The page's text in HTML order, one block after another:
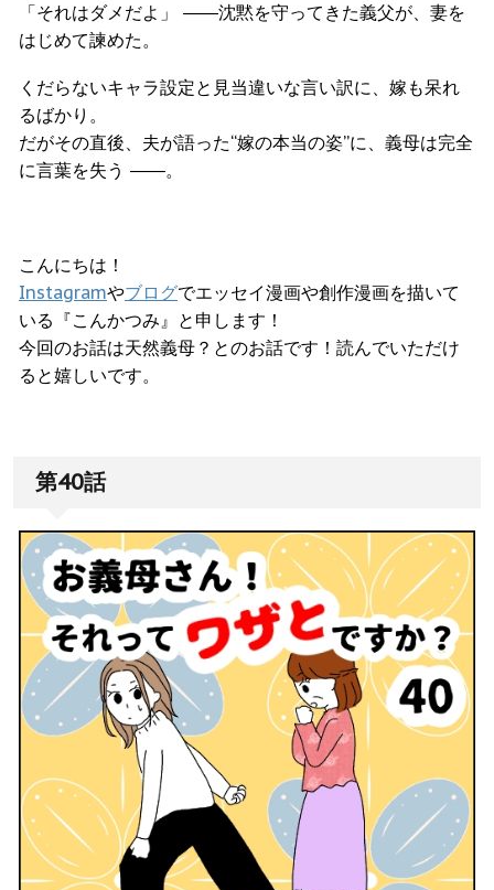
「それはダメだよ」 ――沈黙を守ってきた義父が、妻を
はじめて諫めた。
くだらないキャラ設定と見当違いな言い訳に、嫁も呆れ
るばかり。
だがその直後、夫が語った“嫁の本当の姿”に、義母は完全
に言葉を失う ――。
こんにちは！
Instagramやブログでエッセイ漫画や創作漫画を描いて
いる『こんかつみ』と申します！
今回のお話は天然義母？とのお話です！読んでいただけ
ると嬉しいです。
第40話